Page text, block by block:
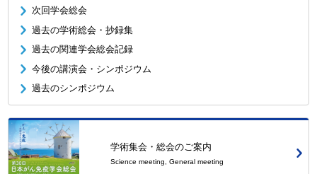
次回学会総会
過去の学術総会・抄録集
過去の関連学会総会記録
今後の講演会・シンポジウム
過去のシンポジウム
学術集会・総会のご案内
Science meeting, General meeting